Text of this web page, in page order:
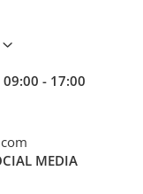
09:00 - 17:00
MEDIA